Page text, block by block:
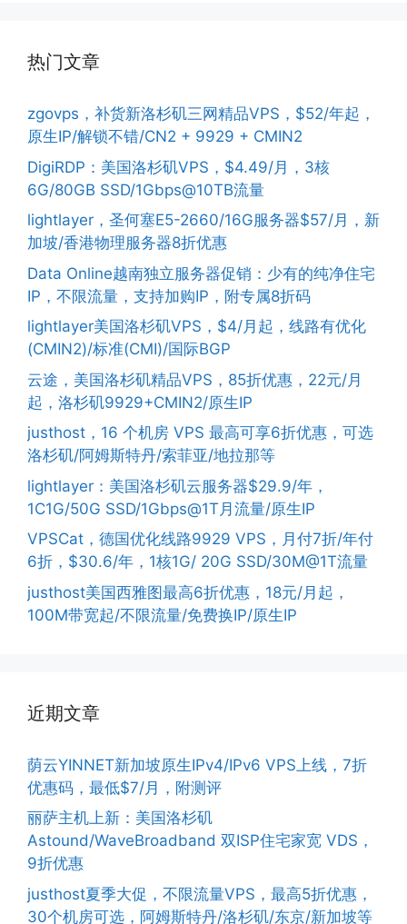
热门文章
zgovps，补货新洛杉矶三网精品VPS，$52/年起，
原生IP/解锁不错/CN2 + 9929 + CMIN2
DigiRDP：美国洛杉矶VPS，$4.49/月，3核
6G/80GB SSD/1Gbps@10TB流量
lightlayer，圣何塞E5-2660/16G服务器$57/月，新
加坡/香港物理服务器8折优惠
Data Online越南独立服务器促销：少有的纯净住宅
IP，不限流量，支持加购IP，附专属8折码
lightlayer美国洛杉矶VPS，$4/月起，线路有优化
(CMIN2)/标准(CMI)/国际BGP
云途，美国洛杉矶精品VPS，85折优惠，22元/月
起，洛杉矶9929+CMIN2/原生IP
justhost，16 个机房 VPS 最高可享6折优惠，可选
洛杉矶/阿姆斯特丹/索菲亚/地拉那等
lightlayer：美国洛杉矶云服务器$29.9/年，
1C1G/50G SSD/1Gbps@1T月流量/原生IP
VPSCat，德国优化线路9929 VPS，月付7折/年付
6折，$30.6/年，1核1G/ 20G SSD/30M@1T流量
justhost美国西雅图最高6折优惠，18元/月起，
100M带宽起/不限流量/免费换IP/原生IP
近期文章
荫云YINNET新加坡原生IPv4/IPv6 VPS上线，7折
优惠码，最低$7/月，附测评
丽萨主机上新：美国洛杉矶
Astound/WaveBroadband 双ISP住宅家宽 VDS，
9折优惠
justhost夏季大促，不限流量VPS，最高5折优惠，
30个机房可选，阿姆斯特丹/洛杉矶/东京/新加坡等